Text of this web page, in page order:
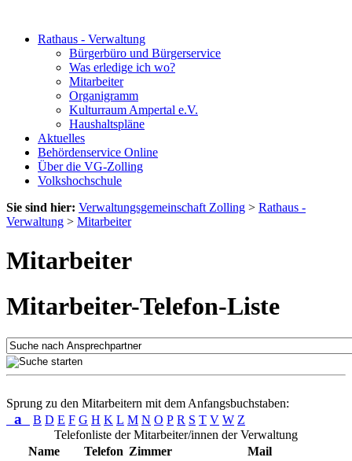
Rathaus - Verwaltung
Bürgerbüro und Bürgerservice
Was erledige ich wo?
Mitarbeiter
Organigramm
Kulturraum Ampertal e.V.
Haushaltspläne
Aktuelles
Behördenservice Online
Über die VG-Zolling
Volkshochschule
Sie sind hier: Verwaltungsgemeinschaft Zolling > Rathaus -
Verwaltung > Mitarbeiter
Mitarbeiter
Mitarbeiter-Telefon-Liste
Sprung zu den Mitarbeitern mit dem Anfangsbuchstaben:
a B D E F G H K L M N O P R S T V W Z
Telefonliste der Mitarbeiter/innen der Verwaltung
Name
Telefon Zimmer
Mail